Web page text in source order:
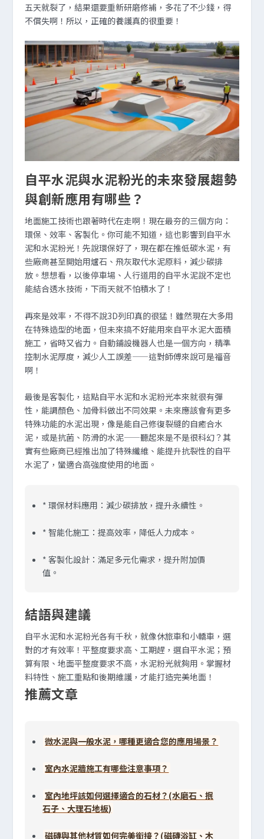
五天就裂了，結果還要重新研磨修補，多花了不少錢，得
不償失啊！所以，正確的養護真的很重要！
自平水泥與水泥粉光的未來發展趨勢
與創新應用有哪些？
地面施工技術也跟著時代在走啊！現在最夯的三個方向：
環保、效率、客製化。你可能不知道，這也影響到自平水
泥和水泥粉光！先說環保好了，現在都在推低碳水泥，有
些廠商甚至開始用爐石、飛灰取代水泥原料，減少碳排
放。想想看，以後停車場、人行道用的自平水泥說不定也
能結合透水技術，下雨天就不怕積水了！
再來是效率，不得不說3D列印真的很猛！雖然現在大多用
在特殊造型的地面，但未來搞不好能用來自平水泥大面積
施工，省時又省力。自動鋪設機器人也是一個方向，精準
控制水泥厚度，減少人工誤差——這對師傅來說可是福音
啊！
最後是客製化，這點自平水泥和水泥粉光本來就很有彈
性，能調顏色、加骨料做出不同效果。未來應該會有更多
特殊功能的水泥出現，像是能自己修復裂縫的自癒合水
泥，或是抗菌、防滑的水泥——聽起來是不是很科幻？其
實有些廠商已經推出加了特殊纖維、能提升抗裂性的自平
水泥了，蠻適合高強度使用的地面。
* 環保材料應用：減少碳排放，提升永續性。
* 智能化施工：提高效率，降低人力成本。
* 客製化設計：滿足多元化需求，提升附加價
值。
結語與建議
自平水泥和水泥粉光各有千秋，就像休旅車和小轎車，選
對的才有效率！平整度要求高、工期趕，選自平水泥；預
算有限、地面平整度要求不高，水泥粉光就夠用。掌握材
料特性、施工重點和後期維護，才能打造完美地面！
推薦文章
微水泥與一般水泥，哪種更適合您的應用場景？
室內水泥牆施工有哪些注意事項？
室內地坪該如何選擇適合的石材？(水磨石、抿
石子、大理石地板)
磁磚與其他材質如何完美銜接？(磁磚浴缸、木